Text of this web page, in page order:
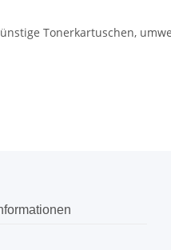
Tonerkartuschen,